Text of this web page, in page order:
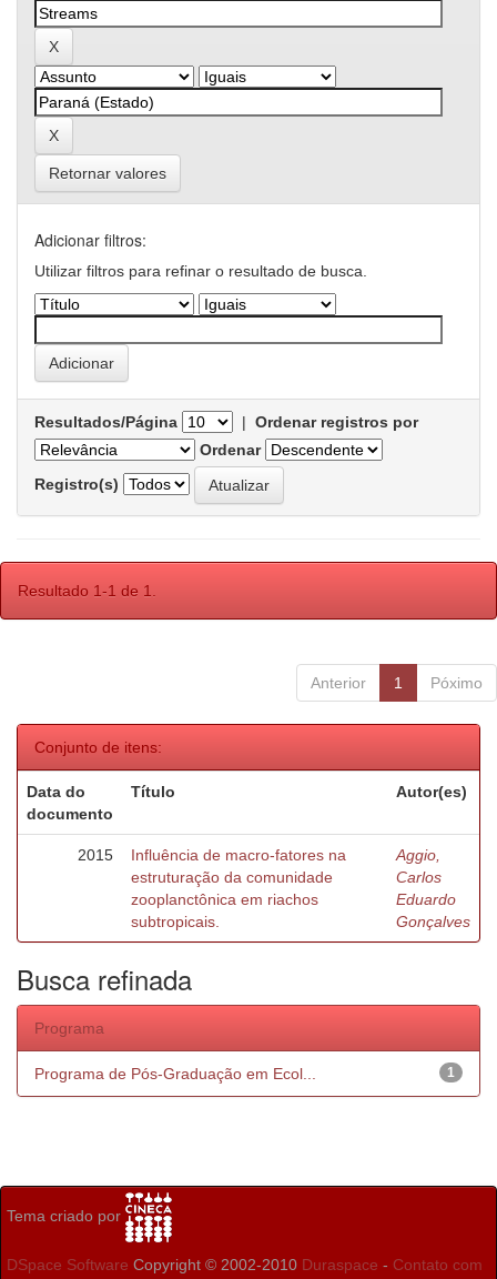
Retornar valores
Adicionar filtros:
Utilizar filtros para refinar o resultado de busca.
Resultados/Página | Ordenar registros por
Ordenar
Registro(s)
Resultado 1-1 de 1.
Anterior 1 Póximo
Conjunto de itens:
Data do
documento
Título Autor(es)
2015
Influência de macro-fatores na
estruturação da comunidade
zooplanctônica em riachos
subtropicais.
Aggio,
Carlos
Eduardo
Gonçalves
Busca refinada
Programa
1
Programa de Pós-Graduação em Ecol...
Tema criado por
DSpace Software Copyright © 2002-2010 Duraspace - Contato com